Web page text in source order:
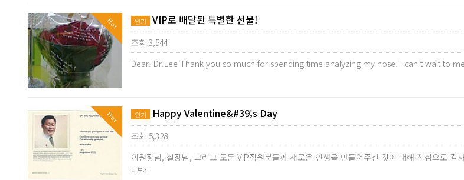
Hot 인기 VIP로 배달된 특별한 선물!
조회 3,544
Dear. Dr.Lee Thank you so much for spending time analyzing my nose. I can't wait to
Hot 인기 Happy Valentine&#39;s Day
조회 5,328
이원장님, 실장님, 그리고 모든 VIP직원분들께 새로운 인생을 만들어주신 것에 대해 진심으로
더보기